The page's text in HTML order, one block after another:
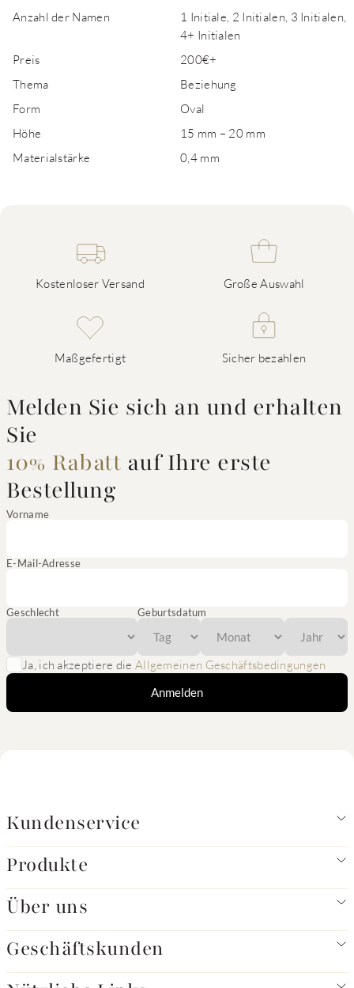
Anzahl der Namen
1 Initiale, 2 Initialen, 3 Initialen,
4+ Initialen
Preis
200€+
Thema
Beziehung
Form
Oval
Höhe
15 mm – 20 mm
Materialstärke
0,4 mm
Kostenloser Versand Große Auswahl
Maßgefertigt Sicher bezahlen
Melden Sie sich an und erhalten
Sie
10% Rabatt auf Ihre erste
Bestellung
Vorname
E-Mail-Adresse
Geschlecht Geburtsdatum
Ja, ich akzeptiere die Allgemeinen Geschäftsbedingungen
Anmelden
Kundenservice
Produkte
Über uns
Geschäftskunden